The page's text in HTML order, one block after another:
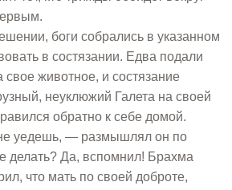
боги собрались в указанном
в состязании. Едва подали
свое животное, и состязание
неуклюжий Галета на своей
обратно к себе домой.
уедешь, — размышлял он по
делать? Да, вспомнил! Брахма
что мать по своей доброте,